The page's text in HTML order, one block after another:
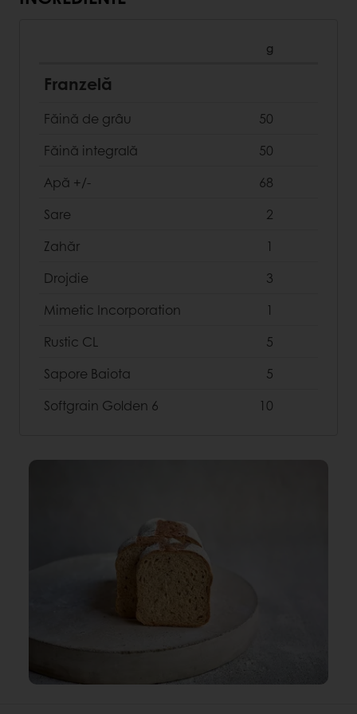
g
Franzelă
Făină de grâu
50
Făină integrală
50
Apă +/-
68
Sare
2
Zahăr
1
Drojdie
3
Mimetic Incorporation
1
Rustic CL
5
Sapore Baiota
5
Softgrain Golden 6
10